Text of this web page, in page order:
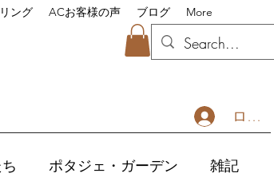
ング ACお客様の声 ブログ More
ログイ
ポタジェ・ガーデン 雑記